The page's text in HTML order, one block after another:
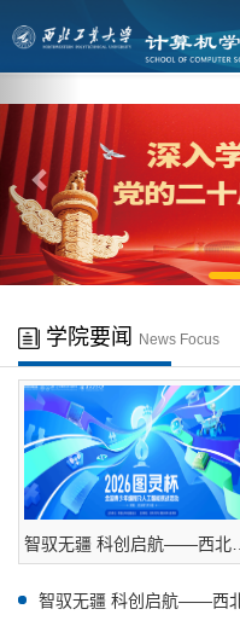
一
张
学院要闻 News Focus
智驭无疆 科创启航——西北工
业大学计算机学院承办“图灵
全国青少年编程及人工智能
智驭无疆 科创启航——西北